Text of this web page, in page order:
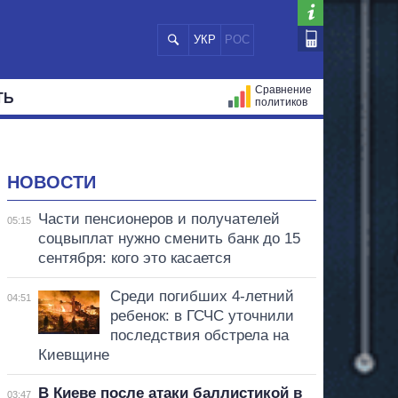
УКР РОС
Сравнение
политиков
НОВОСТИ
05:15
Части пенсионеров и получателей
соцвыплат нужно сменить банк до 15
сентября: кого это касается
04:51
Среди погибших 4-летний
ребенок: в ГСЧС уточнили
последствия обстрела на
Киевщине
03:47
В Киеве после атаки баллистикой в